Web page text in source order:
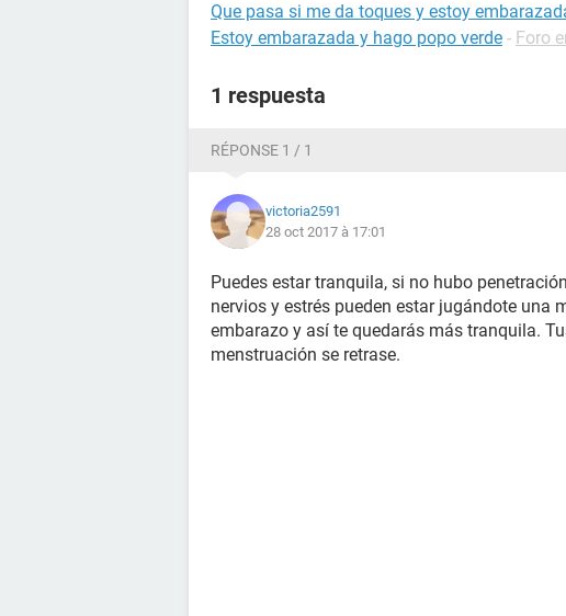
Que pasa si me da toques y estoy
Estoy embarazada y hago popo verde - Foro
1 respuesta
RÉPONSE 1 / 1
victoria2591
28 oct 2017 à 17:01
Puedes estar tranquila, si no hubo
nervios y estrés pueden estar jugándote una
embarazo y así te quedarás más tranquila.
menstruación se retrase.